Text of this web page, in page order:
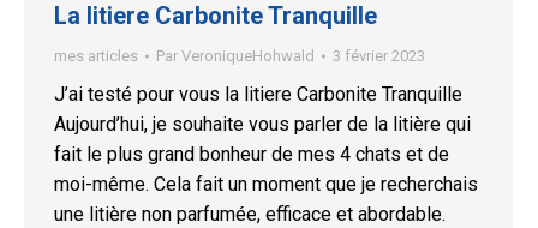
La litiere Carbonite Tranquille
mes articles Par VeroniqueHohwald 3 février 2023
J’ai testé pour vous la litiere Carbonite Tranquille
Aujourd’hui, je souhaite vous parler de la litière qui
fait le plus grand bonheur de mes 4 chats et de
moi-même. Cela fait un moment que je recherchais
une litière non parfumée, efficace et abordable.